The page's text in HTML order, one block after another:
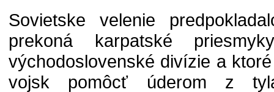
Sovietske velenie
prekoná karpatské
východoslovenské divízie a
vojsk pomôcť úderom z